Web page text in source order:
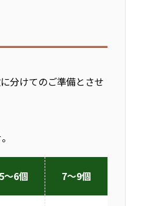
分けてのご準備とさせ
5～6個 7～9個